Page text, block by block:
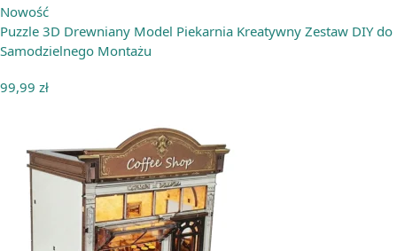
Nowość
Puzzle 3D Drewniany Model Piekarnia Kreatywny Zestaw DIY do
Samodzielnego Montażu
99,99 zł